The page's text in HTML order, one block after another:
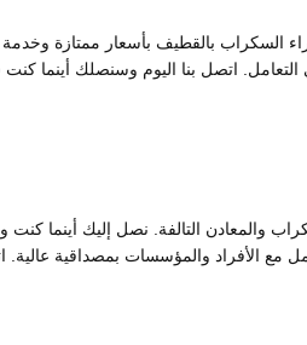
بالقطيف بأسعار ممتازة وخدمة
اتصل بنا اليوم وسنصلك أينما
والمعادن التالفة. نصل إليك أينما